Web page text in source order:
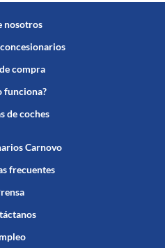
nosotros
compra
funciona?
de coches
Carnovo
frecuentes